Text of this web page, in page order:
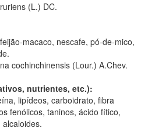
(L.) DC.
macaco, nescafe, pó-de-mico,
cochinchinensis (Lour.) A.Chev.
nutrientes, etc.):
lipídeos, carboidrato, fibra
fenólicos, taninos, ácido fítico,